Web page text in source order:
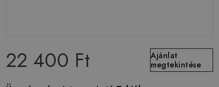
22 400 Ft
Ajánlat
megtekintése